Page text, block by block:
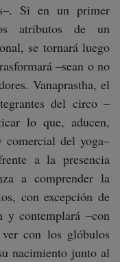
Si en un primer
atributos de un
se tornará luego
–sean o no
Vanaprastha, el
del circo –
lo que, aducen,
comercial del yoga–
a la presencia
a comprender la
con excepción de
y contemplará –con
con los glóbulos
nacimiento junto al